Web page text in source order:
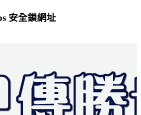
網站數量；這除了很是方便外，更可
位名片］曝光的機會= 做到萬站齊
安全鎖網址